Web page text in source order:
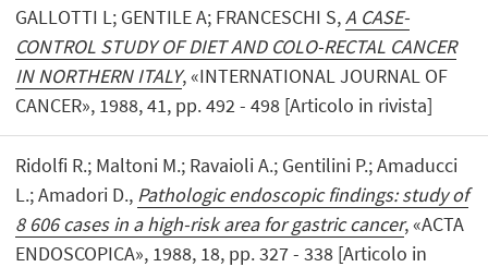
GALLOTTI L; GENTILE A; FRANCESCHI S,A CASE-
CONTROL STUDY OF DIET AND COLO-RECTAL CANCER
IN NORTHERN ITALY, «INTERNATIONAL JOURNAL OF
CANCER», 1988, 41, pp. 492 - 498 [Articolo in rivista]
Ridolfi R.; Maltoni M.; Ravaioli A.; Gentilini P.; Amaducci
L.; Amadori D., Pathologic endoscopic findings: study of
8 606 cases in a high-risk area for gastric cancer, «ACTA
ENDOSCOPICA», 1988, 18, pp. 327 - 338 [Articolo in